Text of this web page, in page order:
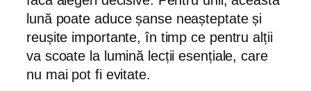
lună poate aduce șanse neașteptate și
reușite importante, în timp ce pentru alții
va scoate la lumină lecții esențiale, care
nu mai pot fi evitate.